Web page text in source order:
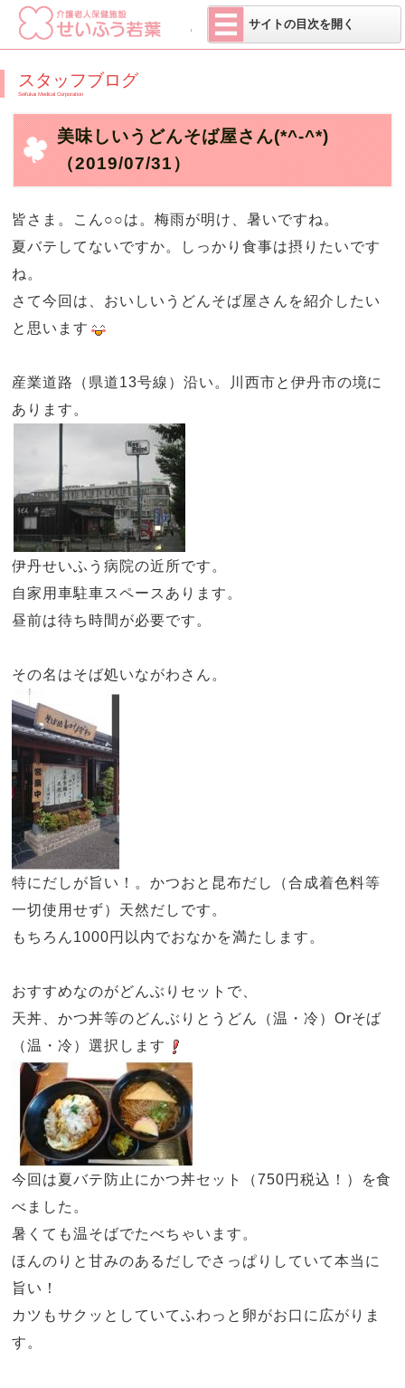
医療法人 せい
サイトの目次を開く
スタッフブログ
Seifukai Medical Corporation
美味しいうどんそば屋さん(*^-^*)
（2019/07/31）
皆さま。こん○○は。梅雨が明け、暑いですね。
夏バテしてないですか。しっかり食事は摂りたいです
ね。
さて今回は、おいしいうどんそば屋さんを紹介したい
と思います
産業道路（県道13号線）沿い。川西市と伊丹市の境に
あります。
伊丹せいふう病院の近所です。
自家用車駐車スペースあります。
昼前は待ち時間が必要です。
その名はそば処いながわさん。
特にだしが旨い！。かつおと昆布だし（合成着色料等
一切使用せず）天然だしです。
もちろん1000円以内でおなかを満たします。
おすすめなのがどんぶりセットで、
天丼、かつ丼等のどんぶりとうどん（温・冷） Orそば
（温・冷）選択します
今回は夏バテ防止にかつ丼セット（750円税込！）を食
べました。
暑くても温そばでたべちゃいます。
ほんのりと甘みのあるだしでさっぱりしていて本当に
旨い！
カツもサクッとしていてふわっと卵がお口に広がりま
す。